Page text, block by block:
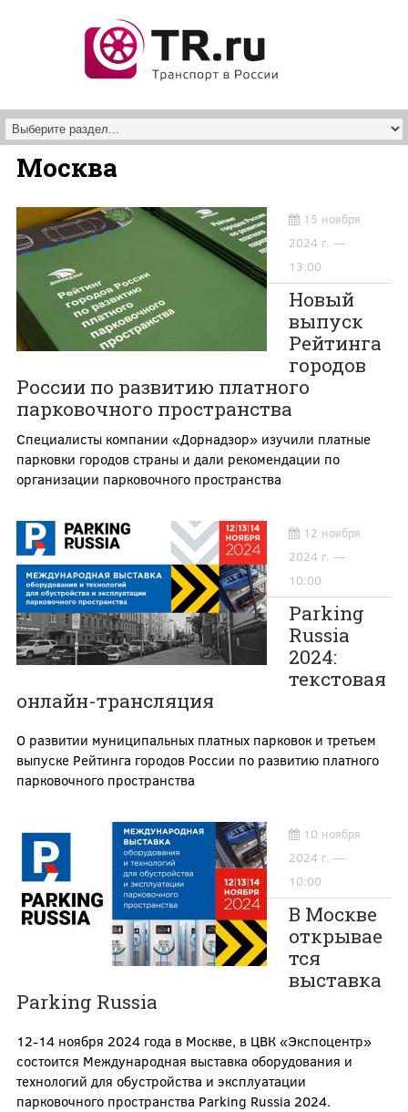
Москва
15 ноября
2024 г. —
13:00
Новый
выпуск
Рейтинга
городов
России по развитию платного
парковочного пространства
Специалисты компании «Дорнадзор» изучили платные
парковки городов страны и дали рекомендации по
организации парковочного пространства
12 ноября
2024 г. —
10:00
Parking
Russia
2024:
текстовая
онлайн-трансляция
О развитии муниципальных платных парковок и третьем
выпуске Рейтинга городов России по развитию платного
парковочного пространства
10 ноября
2024 г. —
10:00
В Москве
открывае
тся
выставка
Parking Russia
12-14 ноября 2024 года в Москве, в ЦВК «Экспоцентр»
состоится Международная выставка оборудования и
технологий для обустройства и эксплуатации
парковочного пространства Parking Russia 2024.